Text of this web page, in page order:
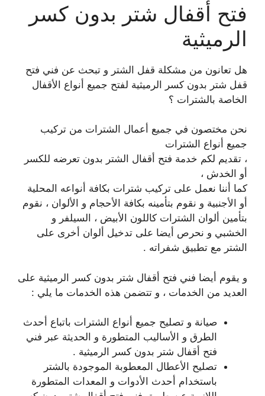
فتح أقفال شتر بدون كسر
الرميثية
هل تعانون من مشكلة قفل الشتر و تبحث عن فني فتح
قفل شتر بدون كسر الرميثية لفتح جميع أنواع الأقفال
الخاصة بالشترات ؟
نحن مختصون في جميع أعمال الشترات من تركيب
جميع أنواع الشترات
، تقديم لكم خدمة فتح أقفال الشتر بدون تعرضه للكسر
أو الخدش ،
كما أننا نعمل على تركيب شترات بكافة أنواعه المحلية
أو الأجنبية و نقوم بتأمينه بكافة الأحجام و الألوان ، نقوم
بتأمين ألوان الشترات كاللون الأبيض ، السيلفر و
الخشبي و نحرص أيضا على تدخيل ألوان أخرى على
الشتر مع تطبيق شفراته .
و يقوم أيضا فني فتح أقفال شتر بدون كسر الرميثية على
العديد من الخدمات ، و تتضمن هذه الخدمات ما يلي :
صيانة و تصليح جميع أنواع الشترات باتباع أحدث
الطرق و الأساليب المتطورة و الحديثة عبر فني
فتح أقفال شتر بدون كسر الرميثية .
تصليح الأعطال المعطوبة الموجودة بالشتر
باستخدام أحدث الأدوات و المعدات المتطورة